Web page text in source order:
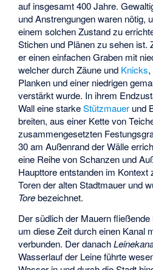
auf insgesamt 400 Jahre.
und Anstrengungen waren nötig,
einem solchen Zustand zu
Stichen und Plänen zu sehen ist.
er einen einfachen Graben mit
welcher durch Zäune und Knicks
Planken und einer niedrigen
verstärkt wurde. In ihrem
Wall eine starkeStützmauer und
breiten, aus einer Kette von
zusammengesetzten
30 am Außenrand der Wälle
eine Reihe von Schanzen und
Haupttore entstanden im Kontext
Toren der alten Stadtmauer und
Torebezeichnet.
Der südlich der Mauern
um diese Zeit durch einen Kanal
verbunden. Der danach
Wasserlauf der Leine führte